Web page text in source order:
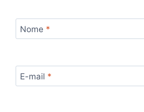
Nome *
E-mail *